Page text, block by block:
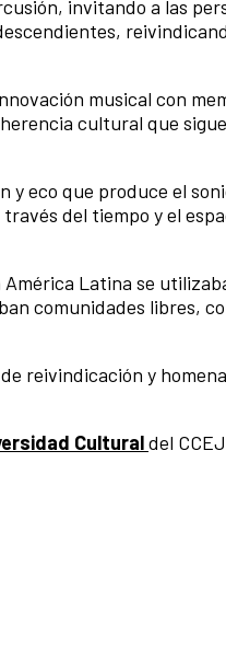
invitando a las
musical con
cultural que
y eco que produce el
del tiempo y el
Latina se
comunidades libres,
reivindicación y
Culturaldel